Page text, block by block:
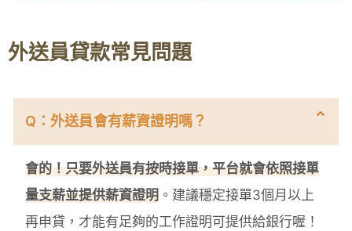
外送員貸款常見問題
Q：外送員會有薪資證明嗎？
會的！只要外送員有按時接單，平台就會依照接單
量支薪並提供薪資證明 。建議穩定接單3個月以上
再申貸，才能有足夠的工作證明可提供給銀行喔！